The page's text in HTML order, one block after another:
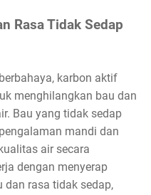
Rasa Tidak Sedap
karbon aktif
menghilangkan bau dan
Bau yang tidak sedap
mandi dan
air secara
dengan menyerap
dan rasa tidak sedap,